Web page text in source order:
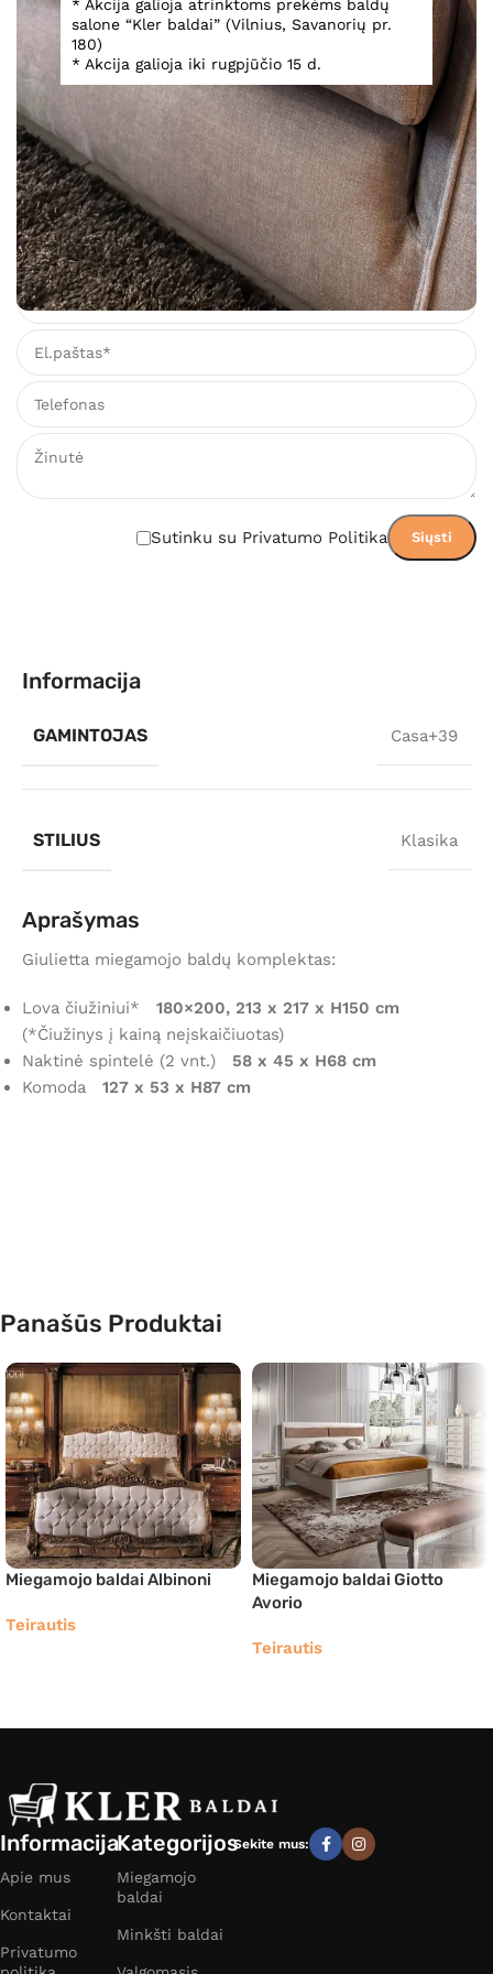
* Akcija galioja atrinktoms prekėms baldų
salone “Kler baldai” (Vilnius, Savanorių pr.
180)
* Akcija galioja iki rugpjūčio 15 d.
Miegamojo baldų komplektas Giulietta
Baldus apžiūrėti galima Vilniuje, Savanorių pr. 180
,,KLER BALDAI” salone
10 032,00€ 5 000,00€
Įsiminti
Teirautis dėl prekės
Sutinku su Privatumo Politika
Informacija
GAMINTOJAS Casa+39
STILIUS Klasika
Aprašymas
Giulietta miegamojo baldų komplektas:
Lova čiužiniui* 180×200, 213 x 217 x H150 cm
(*Čiužinys į kainą neįskaičiuotas)
Naktinė spintelė (2 vnt.) 58 x 45 x H68 cm
Komoda
127 x 53 x H87 cm
Panašūs Produktai
Miegamojo baldai Albinoni
Teirautis
Miegamojo baldai Giotto
Avorio
Teirautis
Informacija
Apie mus
Kontaktai
Privatumo
Kategorijos
Miegamojo
baldai
Minkšti baldai
Sekite mus: